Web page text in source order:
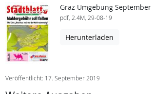
Graz Umgebung September
pdf, 2.4M, 29-08-19
Herunterladen
Veröffentlicht: 17. September 2019